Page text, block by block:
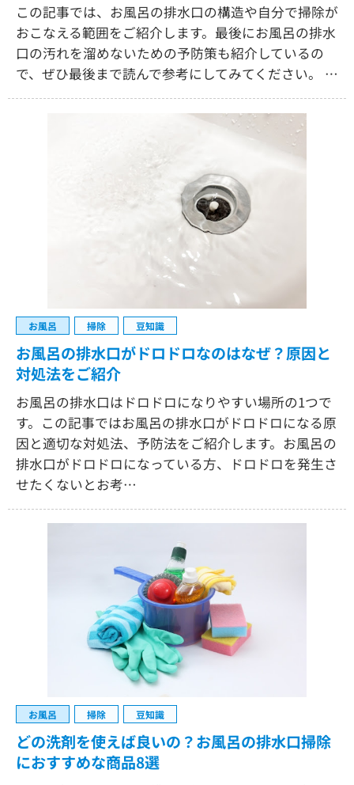
この記事では、お風呂の排水口の構造や自分で掃除が
おこなえる範囲をご紹介します。最後にお風呂の排水
口の汚れを溜めないための予防策も紹介しているの
で、ぜひ最後まで読んで参考にしてみてください。 …
お風呂 掃除 豆知識
お風呂の排水口がドロドロなのはなぜ？原因と
対処法をご紹介
お風呂の排水口はドロドロになりやすい場所の1つで
す。この記事ではお風呂の排水口がドロドロになる原
因と適切な対処法、予防法をご紹介します。お風呂の
排水口がドロドロになっている方、ドロドロを発生さ
せたくないとお考…
お風呂 掃除 豆知識
どの洗剤を使えば良いの？お風呂の排水口掃除
におすすめな商品8選